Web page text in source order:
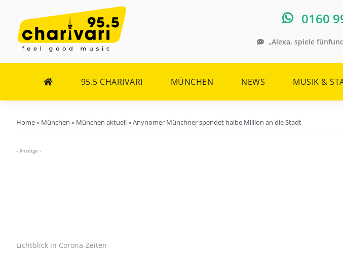
Inhalt
springen
0160
„Alexa, spiele
95.5 CHARIVARI MÜNCHEN NEWS MUSIK &
Home» München » München aktuell»Anynomer Münchner spendet halbe Million an die Stadt
- Anzeige -
Lichtblick in Corona-Zeiten